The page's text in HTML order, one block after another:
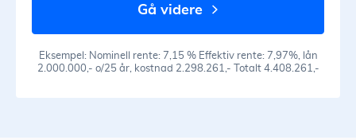
gå videre
Eksempel: Nominell rente: 7,15 % Effektiv rente: 7,97%, lån
2.000.000,- o/25 år, kostnad 2.298.261,- Totalt 4.408.261,-